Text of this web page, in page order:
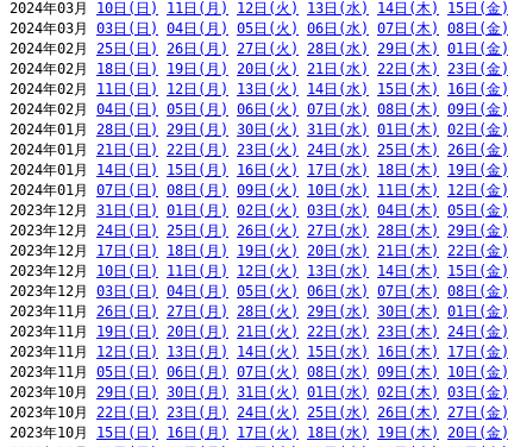
2024年03月 10日(日) 11日(月) 12日(火) 13日(水) 14日(木) 15日(金)
2024年03月 03日(日) 04日(月) 05日(火) 06日(水) 07日(木) 08日(金)
2024年02月 25日(日) 26日(月) 27日(火) 28日(水) 29日(木) 01日(金)
2024年02月 18日(日) 19日(月) 20日(火) 21日(水) 22日(木) 23日(金)
2024年02月 11日(日) 12日(月) 13日(火) 14日(水) 15日(木) 16日(金)
2024年02月 04日(日) 05日(月) 06日(火) 07日(水) 08日(木) 09日(金)
2024年01月 28日(日) 29日(月) 30日(火) 31日(水) 01日(木) 02日(金)
2024年01月 21日(日) 22日(月) 23日(火) 24日(水) 25日(木) 26日(金)
2024年01月 14日(日) 15日(月) 16日(火) 17日(水) 18日(木) 19日(金)
2024年01月 07日(日) 08日(月) 09日(火) 10日(水) 11日(木) 12日(金)
2023年12月 31日(日) 01日(月) 02日(火) 03日(水) 04日(木) 05日(金)
2023年12月 24日(日) 25日(月) 26日(火) 27日(水) 28日(木) 29日(金)
2023年12月 17日(日) 18日(月) 19日(火) 20日(水) 21日(木) 22日(金)
2023年12月 10日(日) 11日(月) 12日(火) 13日(水) 14日(木) 15日(金)
2023年12月 03日(日) 04日(月) 05日(火) 06日(水) 07日(木) 08日(金)
2023年11月 26日(日) 27日(月) 28日(火) 29日(水) 30日(木) 01日(金)
2023年11月 19日(日) 20日(月) 21日(火) 22日(水) 23日(木) 24日(金)
2023年11月 12日(日) 13日(月) 14日(火) 15日(水) 16日(木) 17日(金)
2023年11月 05日(日) 06日(月) 07日(火) 08日(水) 09日(木) 10日(金)
2023年10月 29日(日) 30日(月) 31日(火) 01日(水) 02日(木) 03日(金)
2023年10月 22日(日) 23日(月) 24日(火) 25日(水) 26日(木) 27日(金)
2023年10月 15日(日) 16日(月) 17日(火) 18日(水) 19日(木) 20日(金)